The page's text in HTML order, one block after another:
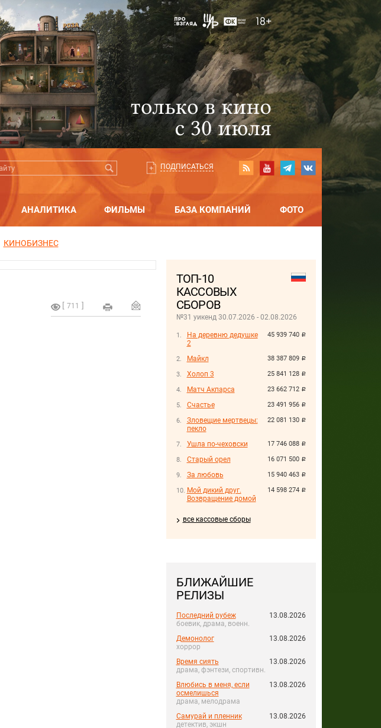
ПОДПИСАТЬСЯ
АНАЛИТИКА ФИЛЬМЫ БАЗА КОМПАНИЙ ФОТО
КИНОБИЗНЕС
ТОП-10
КАССОВЫХ
СБОРОВ
№31 уикенд 30.07.2026 - 02.08.2026
45 939 740 руб.
На деревню дедушке
2
38 387 809 руб.
Майкл
25 841 128 руб.
Холоп 3
23 662 712 руб.
Матч Акпарса
23 491 956 руб.
Счастье
22 081 130 руб.
Зловещие мертвецы:
пекло
17 746 088 руб.
Ушла по-чеховски
16 071 500 руб.
Старый орел
15 940 463 руб.
За любовь
14 598 274 руб.
Мой дикий друг.
Возвращение домой
все кассовые сборы
БЛИЖАЙШИЕ
РЕЛИЗЫ
Последний рубеж
боевик, драма, военн.
13.08.2026
Демонолог
хоррор
13.08.2026
Время сиять
драма, фэнтези, спортивн.
13.08.2026
Влюбись в меня, если
осмелишься
драма, мелодрама
13.08.2026
Самурай и пленник
детектив, экшн
13.08.2026
711